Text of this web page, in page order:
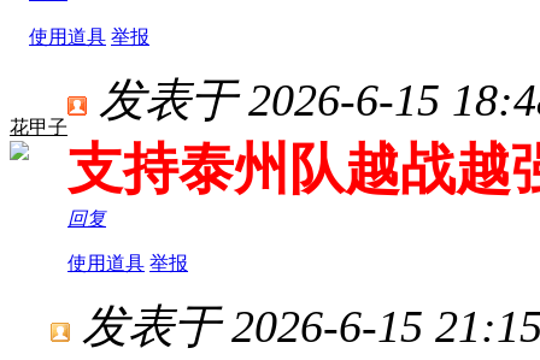
使用道具 举报
花甲子
发表于 2026-6-15
支持泰州队越战越
回复
使用道具 举报
发表于 2026-6-15